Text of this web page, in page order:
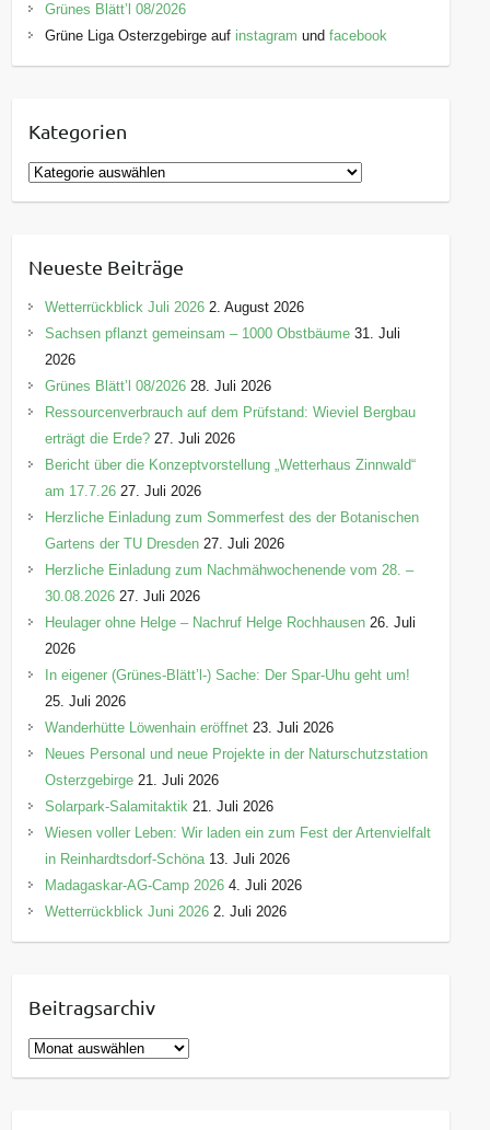
Grünes Blätt’l 08/2026
Grüne Liga Osterzgebirge auf instagram undfacebook
Kategorien
K
a
g
o
r
e
n
Neueste Beiträge
Wetterrückblick Juli 2026 2. August 2026
Sachsen pflanzt gemeinsam – 1000 Obstbäume 31. Juli
2026
Grünes Blätt’l 08/2026 28. Juli 2026
Ressourcenverbrauch auf dem Prüfstand: Wieviel Bergbau
erträgt die Erde? 27. Juli 2026
Bericht über die Konzeptvorstellung „Wetterhaus Zinnwald“
am 17.7.26 27. Juli 2026
Herzliche Einladung zum Sommerfest des der Botanischen
Gartens der TU Dresden 27. Juli 2026
Herzliche Einladung zum Nachmähwochenende vom 28. –
30.08.2026 27. Juli 2026
Heulager ohne Helge – Nachruf Helge Rochhausen 26. Juli
2026
In eigener (Grünes-Blätt’l-) Sache: Der Spar-Uhu geht um!
25. Juli 2026
Wanderhütte Löwenhain eröffnet 23. Juli 2026
Neues Personal und neue Projekte in der Naturschutzstation
Osterzgebirge 21. Juli 2026
Solarpark-Salamitaktik 21. Juli 2026
Wiesen voller Leben: Wir laden ein zum Fest der Artenvielfalt
in Reinhardtsdorf-Schöna 13. Juli 2026
Madagaskar-AG-Camp 2026 4. Juli 2026
Wetterrückblick Juni 2026 2. Juli 2026
Beitragsarchiv
B
e